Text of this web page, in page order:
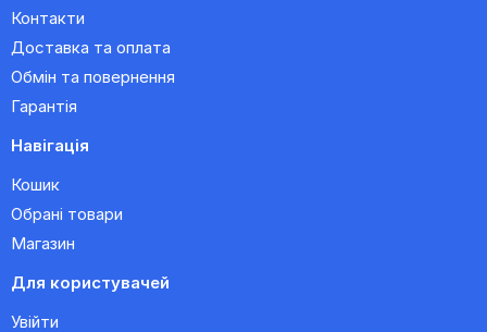
Контакти
Доставка та оплата
Обмін та повернення
Гарантія
Навігація
Кошик
Обрані товари
Магазин
Для користувачей
Увійти